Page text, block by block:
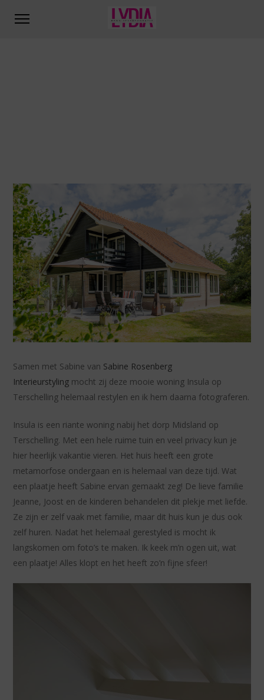
Samen met Sabine van Sabine Rosenberg
Interieurstyling mocht zij deze mooie woning Insula op
Terschelling helemaal restylen en ik hem daarna fotograferen.
Insula is een riante woning nabij het dorp Midsland op
Terschelling. Met een hele ruime tuin en veel privacy kun je
hier heerlijk vakantie vieren. Het huis heeft een grote
metamorfose ondergaan en is helemaal van deze tijd. Wat
een plaatje heeft Sabine ervan gemaakt zeg! De lieve familie
Jeanne, Joost en de kinderen behandelen dit plekje met liefde.
Ze zijn er zelf vaak met familie, maar dit huis kun je dus ook
zelf huren. Nadat het helemaal gerestyled is mocht ik
langskomen om foto’s te maken. Ik keek m’n ogen uit, wat
een plaatje! Alles klopt en het heeft zo’n fijne sfeer!